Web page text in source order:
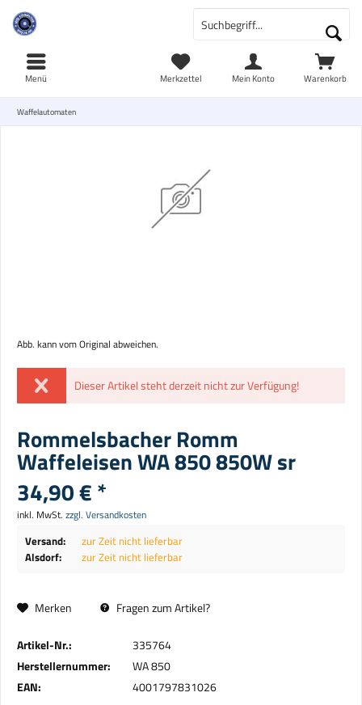
Warenkorb
Merkzettel Mein Konto
Menü
Waffelautomaten
Abb. kann vom Original abweichen.
Dieser Artikel steht derzeit nicht zur Verfügung!
Rommelsbacher Romm
Waffeleisen WA 850 850W sr
34,90 € *
inkl. MwSt. zzgl. Versandkosten
Versand:
zur Zeit nicht lieferbar
Alsdorf:
zur Zeit nicht lieferbar
Merken Fragen zum Artikel?
Artikel-Nr.:
335764
Herstellernummer:
WA 850
EAN:
4001797831026